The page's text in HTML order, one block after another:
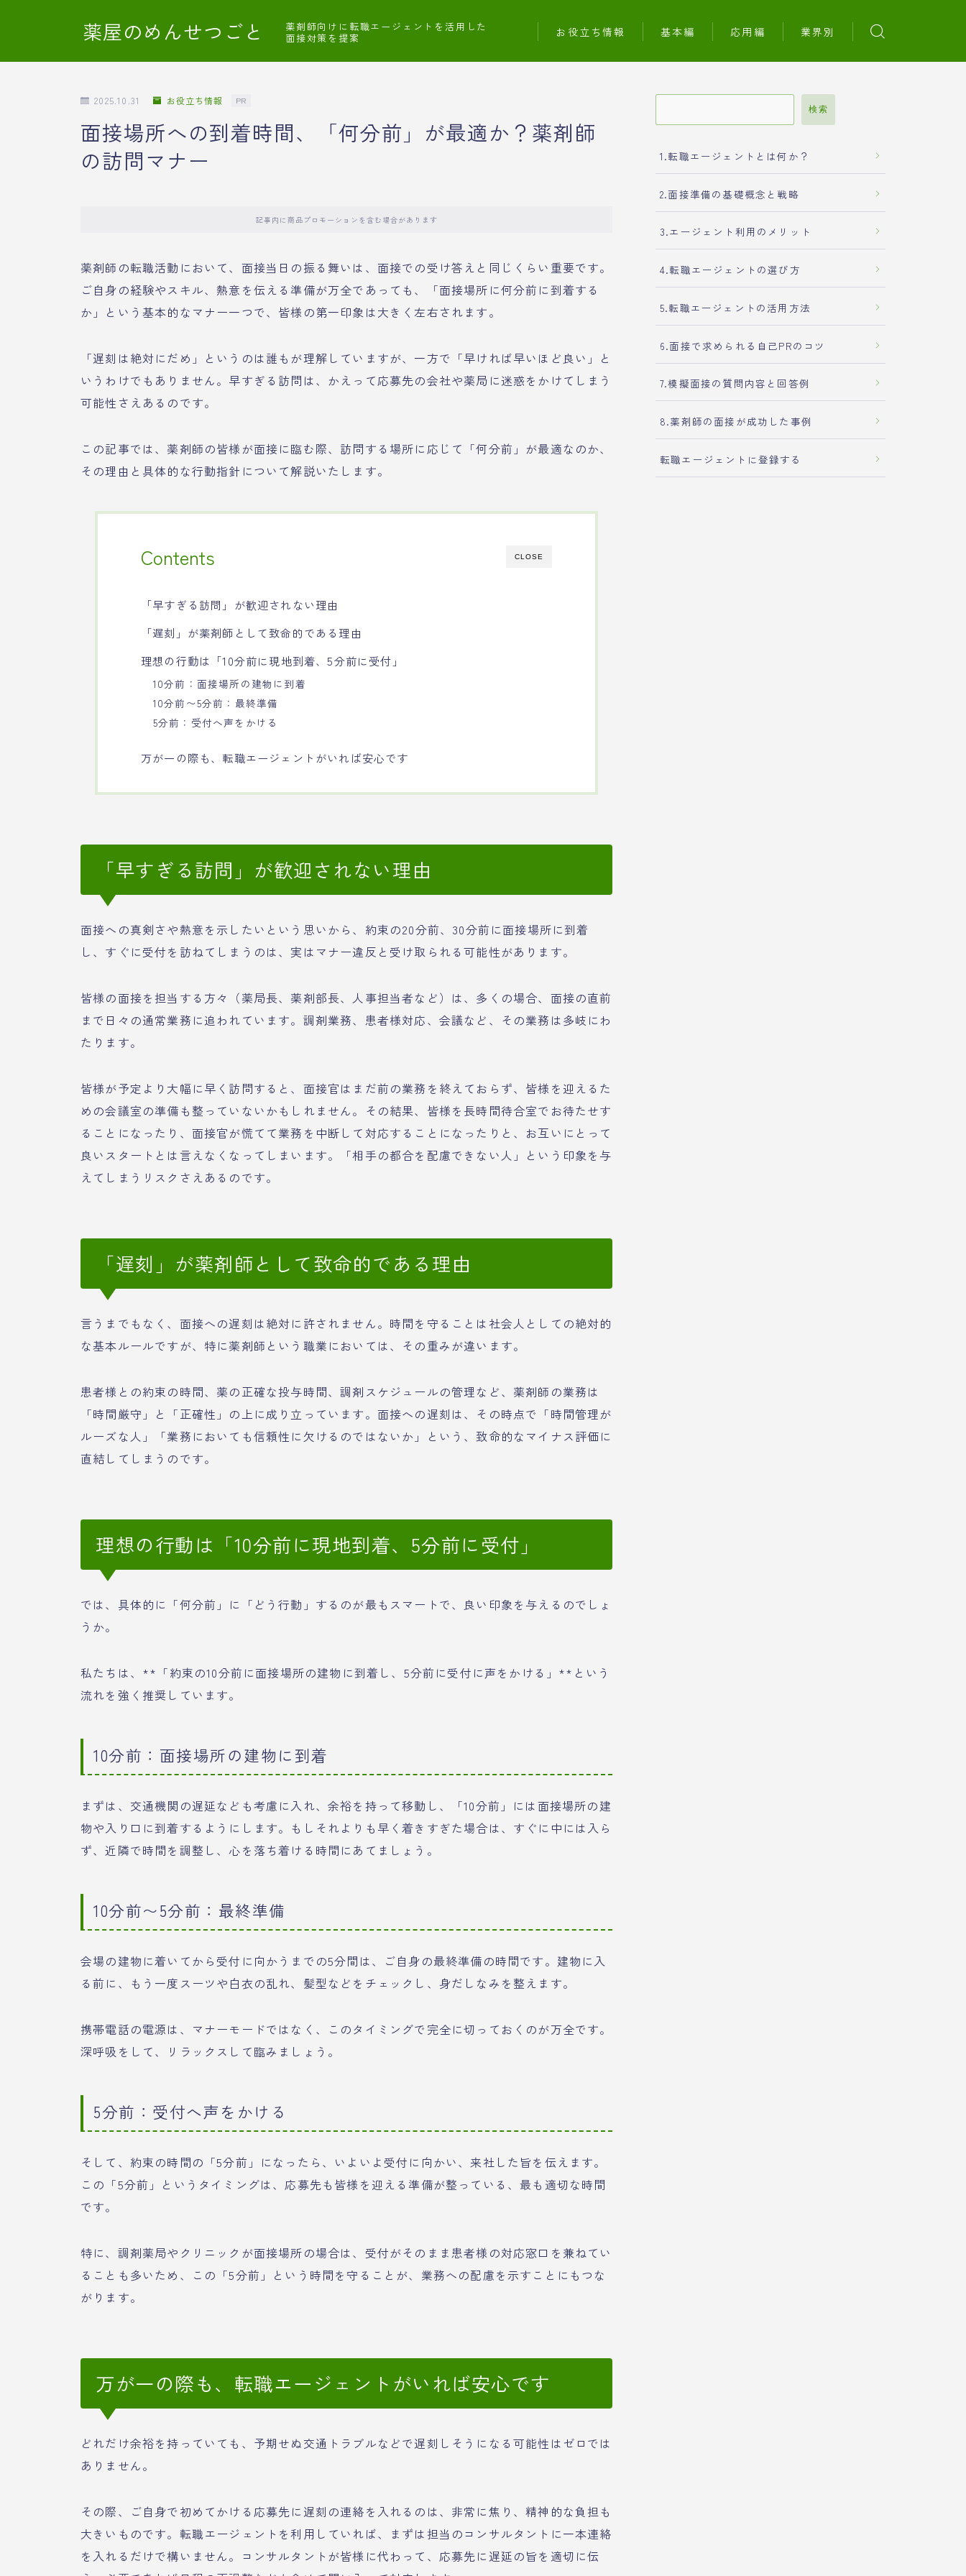
薬屋のめんせつごと
薬剤師向けに転職エージェントを活用した
面接対策を提案
お役立ち情報 基本編 応用編 業界別
2025.10.31 お役立ち情報 PR
面接場所への到着時間、「何分前」が最適か？薬剤師
の訪問マナー
記事内に商品プロモーションを含む場合があります
薬剤師の転職活動において、面接当日の振る舞いは、面接での受け答えと同じくらい重要です。
ご自身の経験やスキル、熱意を伝える準備が万全であっても、「面接場所に何分前に到着する
か」という基本的なマナー一つで、皆様の第一印象は大きく左右されます。
「遅刻は絶対にだめ」というのは誰もが理解していますが、一方で「早ければ早いほど良い」と
いうわけでもありません。早すぎる訪問は、かえって応募先の会社や薬局に迷惑をかけてしまう
可能性さえあるのです。
この記事では、薬剤師の皆様が面接に臨む際、訪問する場所に応じて「何分前」が最適なのか、
その理由と具体的な行動指針について解説いたします。
CLOSE
Contents
「早すぎる訪問」が歓迎されない理由
「遅刻」が薬剤師として致命的である理由
理想の行動は「10分前に現地到着、5分前に受付」
10分前：面接場所の建物に到着
10分前〜5分前：最終準備
5分前：受付へ声をかける
万が一の際も、転職エージェントがいれば安心です
「早すぎる訪問」が歓迎されない理由
面接への真剣さや熱意を示したいという思いから、約束の20分前、30分前に面接場所に到着
し、すぐに受付を訪ねてしまうのは、実はマナー違反と受け取られる可能性があります。
皆様の面接を担当する方々（薬局長、薬剤部長、人事担当者など）は、多くの場合、面接の直前
まで日々の通常業務に追われています。調剤業務、患者様対応、会議など、その業務は多岐にわ
たります。
皆様が予定より大幅に早く訪問すると、面接官はまだ前の業務を終えておらず、皆様を迎えるた
めの会議室の準備も整っていないかもしれません。その結果、皆様を長時間待合室でお待たせす
ることになったり、面接官が慌てて業務を中断して対応することになったりと、お互いにとって
良いスタートとは言えなくなってしまいます。「相手の都合を配慮できない人」という印象を与
えてしまうリスクさえあるのです。
「遅刻」が薬剤師として致命的である理由
言うまでもなく、面接への遅刻は絶対に許されません。時間を守ることは社会人としての絶対的
な基本ルールですが、特に薬剤師という職業においては、その重みが違います。
患者様との約束の時間、薬の正確な投与時間、調剤スケジュールの管理など、薬剤師の業務は
「時間厳守」と「正確性」の上に成り立っています。面接への遅刻は、その時点で「時間管理が
ルーズな人」「業務においても信頼性に欠けるのではないか」という、致命的なマイナス評価に
直結してしまうのです。
理想の行動は「10分前に現地到着、5分前に受付」
では、具体的に「何分前」に「どう行動」するのが最もスマートで、良い印象を与えるのでしょ
うか。
私たちは、**「約束の10分前に面接場所の建物に到着し、5分前に受付に声をかける」**という
流れを強く推奨しています。
10分前：面接場所の建物に到着
まずは、交通機関の遅延なども考慮に入れ、余裕を持って移動し、「10分前」には面接場所の建
物や入り口に到着するようにします。もしそれよりも早く着きすぎた場合は、すぐに中には入ら
ず、近隣で時間を調整し、心を落ち着ける時間にあてましょう。
10分前〜5分前：最終準備
会場の建物に着いてから受付に向かうまでの5分間は、ご自身の最終準備の時間です。建物に入
る前に、もう一度スーツや白衣の乱れ、髪型などをチェックし、身だしなみを整えます。
携帯電話の電源は、マナーモードではなく、このタイミングで完全に切っておくのが万全です。
深呼吸をして、リラックスして臨みましょう。
5分前：受付へ声をかける
そして、約束の時間の「5分前」になったら、いよいよ受付に向かい、来社した旨を伝えます。
この「5分前」というタイミングは、応募先も皆様を迎える準備が整っている、最も適切な時間
です。
特に、調剤薬局やクリニックが面接場所の場合は、受付がそのまま患者様の対応窓口を兼ねてい
ることも多いため、この「5分前」という時間を守ることが、業務への配慮を示すことにもつな
がります。
万が一の際も、転職エージェントがいれば安心です
どれだけ余裕を持っていても、予期せぬ交通トラブルなどで遅刻しそうになる可能性はゼロでは
ありません。
その際、ご自身で初めてかける応募先に遅刻の連絡を入れるのは、非常に焦り、精神的な負担も
大きいものです。転職エージェントを利用していれば、まずは担当のコンサルタントに一本連絡
を入れるだけで構いません。コンサルタントが皆様に代わって、応募先に遅延の旨を適切に伝
検索
1.転職エージェントとは何か？
2.面接準備の基礎概念と戦略
3.エージェント利用のメリット
4.転職エージェントの選び方
5.転職エージェントの活用方法
6.面接で求められる自己PRのコツ
7.模擬面接の質問内容と回答例
8.薬剤師の面接が成功した事例
転職エージェントに登録する